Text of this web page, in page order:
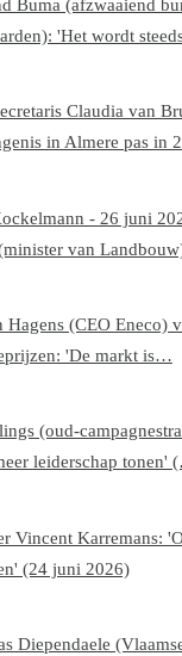
Buma (afzwaaiend
'Het wordt
Claudia van
in Almere pas in
- 26 juni
van
Hagens (CEO Eneco)
'De markt is…
(oud-
leiderschap tonen'
Vincent Karremans:
(24 juni 2026)
Diependaele